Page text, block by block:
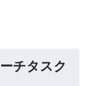
チタスク